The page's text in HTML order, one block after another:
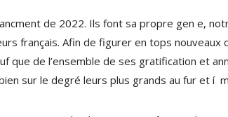
de 2022. Ils font sa propre gen e,
français. Afin de figurer en tops nouveaux
que de l’ensemble de ses gratification et
sur le degré leurs plus grands au fur et í